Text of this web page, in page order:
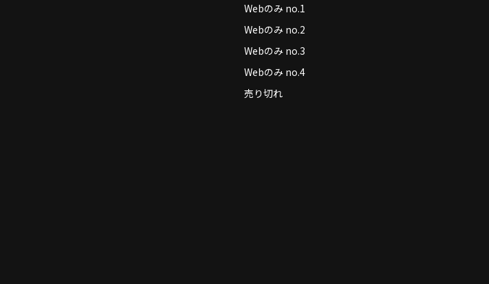
Webのみ no.1
Webのみ no.2
Webのみ no.3
Webのみ no.4
売り切れ